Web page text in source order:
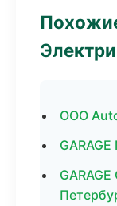
ООО